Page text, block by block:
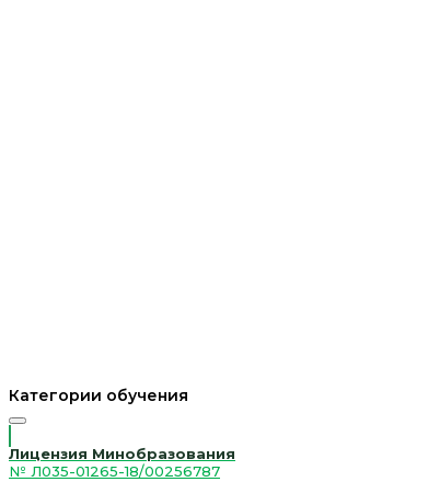
Категории обучения
Лицензия Минобразования
№ Л035-01265-18/00256787